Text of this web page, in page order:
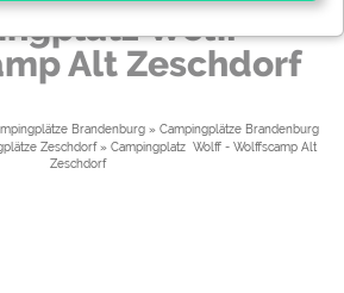
Wolff -
Alt Zeschdorf
Brandenburg» Campingplätze Brandenburg
Zeschdorf » Campingplatz  Wolff - Wolffscamp Alt
Zeschdorf
Ohne diese Cookies
nicht funktionieren.